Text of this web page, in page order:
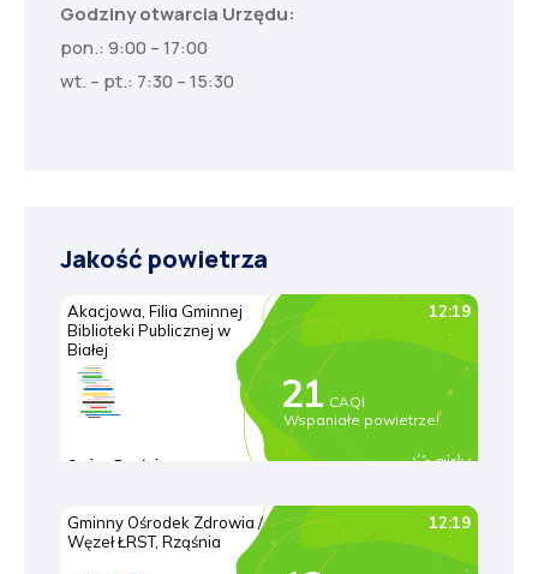
Godziny otwarcia Urzędu:
pon.: 9:00 – 17:00
wt. – pt.: 7:30 – 15:30
Jakość powietrza